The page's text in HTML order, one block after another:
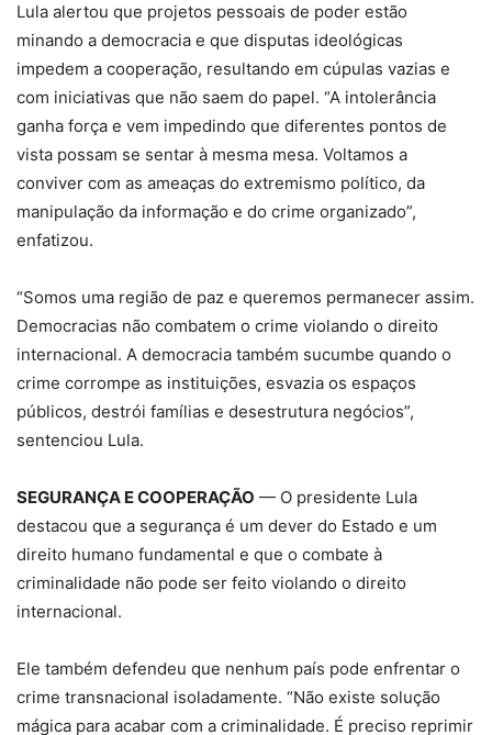
Lula alertou que projetos pessoais de poder estão
minando a democracia e que disputas ideológicas
impedem a cooperação, resultando em cúpulas vazias e
com iniciativas que não saem do papel. “A intolerância
ganha força e vem impedindo que diferentes pontos de
vista possam se sentar à mesma mesa. Voltamos a
conviver com as ameaças do extremismo político, da
manipulação da informação e do crime organizado”,
enfatizou.
“Somos uma região de paz e queremos permanecer assim.
Democracias não combatem o crime violando o direito
internacional. A democracia também sucumbe quando o
crime corrompe as instituições, esvazia os espaços
públicos, destrói famílias e desestrutura negócios”,
sentenciou Lula.
SEGURANÇA E COOPERAÇÃO — O presidente Lula
destacou que a segurança é um dever do Estado e um
direito humano fundamental e que o combate à
criminalidade não pode ser feito violando o direito
internacional.
Ele também defendeu que nenhum país pode enfrentar o
crime transnacional isoladamente. “Não existe solução
mágica para acabar com a criminalidade. É preciso reprimir